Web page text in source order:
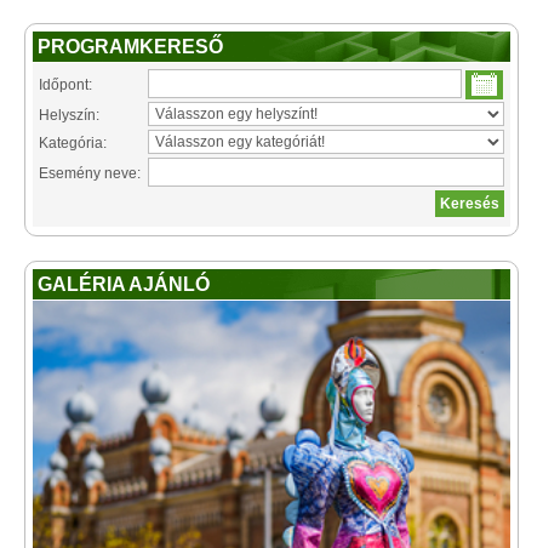
PROGRAMKERESŐ
Időpont:
Helyszín:
Kategória:
Esemény neve:
GALÉRIA AJÁNLÓ